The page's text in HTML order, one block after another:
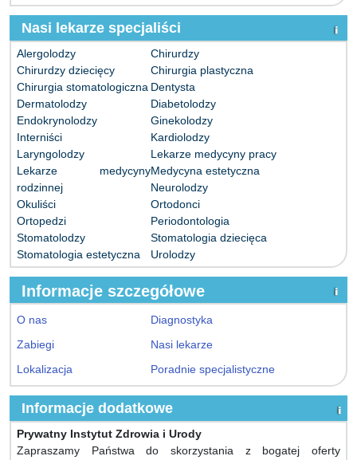
Nasi lekarze specjaliści
Alergolodzy
Chirurdzy
Chirurdzy dziecięcy
Chirurgia plastyczna
Chirurgia stomatologiczna Dentysta
Dermatolodzy
Diabetolodzy
Endokrynolodzy
Ginekolodzy
Interniści
Kardiolodzy
Laryngolodzy
Lekarze medycyny pracy
Lekarze medycyny
rodzinnej
Medycyna estetyczna
Neurolodzy
Okuliści
Ortodonci
Ortopedzi
Periodontologia
Stomatolodzy
Stomatologia dziecięca
Stomatologia estetyczna
Urolodzy
Informacje szczegółowe
O nas
Diagnostyka
Zabiegi
Nasi lekarze
Lokalizacja
Poradnie specjalistyczne
Informacje dodatkowe
Prywatny Instytut Zdrowia i Urody
Zapraszamy Państwa do skorzystania z bogatej oferty